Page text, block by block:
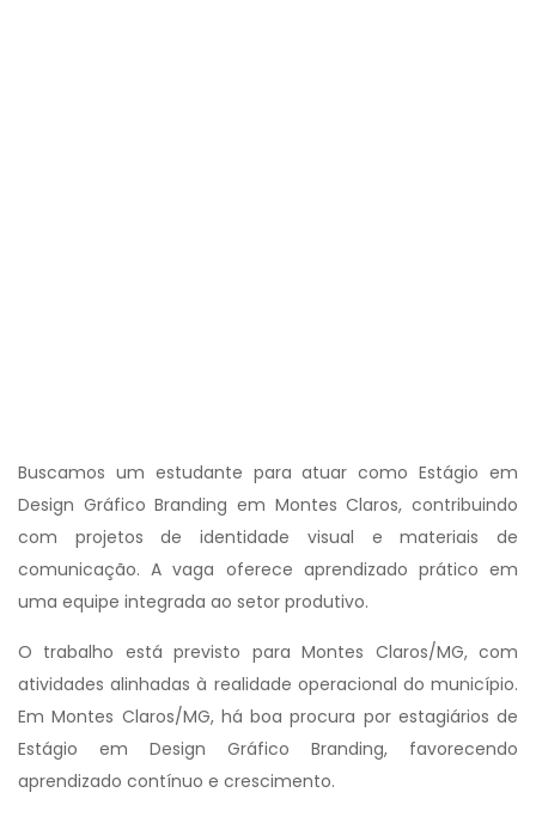
Buscamos um estudante para atuar como Estágio em
Design Gráfico Branding em Montes Claros, contribuindo
com projetos de identidade visual e materiais de
comunicação. A vaga oferece aprendizado prático em
uma equipe integrada ao setor produtivo.
O trabalho está previsto para Montes Claros/MG, com
atividades alinhadas à realidade operacional do município.
Em Montes Claros/MG, há boa procura por estagiários de
Estágio em Design Gráfico Branding, favorecendo
aprendizado contínuo e crescimento.